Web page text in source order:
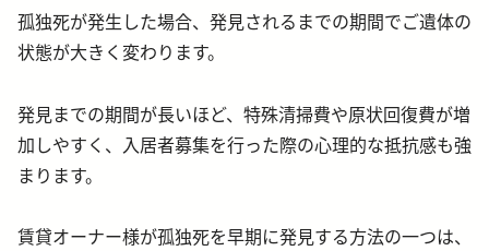
孤独死が発生した場合、発見されるまでの期間でご遺体の
状態が大きく変わります。
発見までの期間が長いほど、特殊清掃費や原状回復費が増
加しやすく、入居者募集を行った際の心理的な抵抗感も強
まります。
賃貸オーナー様が孤独死を早期に発見する方法の一つは、